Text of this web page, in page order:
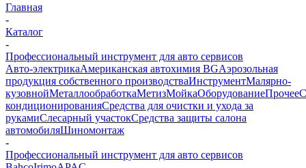
Главная
-
Каталог
-
Профессиональный инструмент для авто сервисов
Авто-электрикаАмериканская автохимия BGАэрозольная
продукция собственного производстваИнструментМалярно-
кузовнойМеталлообработкаМетизМойкаОборудованиеПрочее
кондиционированияСредства для очистки и ухода за
рукамиСлесарный участокСредства защиты салона
автомобиляШиномонтаж
-
Профессиональный инструмент для авто сервисов